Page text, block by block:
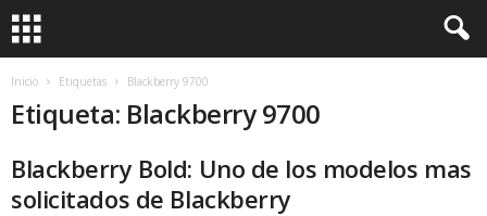
Inicio Etiquetas Blackberry 9700
Etiqueta: Blackberry 9700
Blackberry Bold: Uno de los modelos mas
solicitados de Blackberry